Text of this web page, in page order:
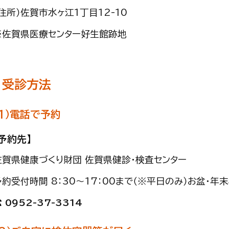
住所）佐賀市水ヶ江1丁目12-10
賀県医療センター好生館跡地
受診方法
1）電話で予約
約先】
賀県健康づくり財団 佐賀県健診・検査センター
約受付時間 8：30～17：00まで（※平日のみ）お盆・年
0952-37-3314